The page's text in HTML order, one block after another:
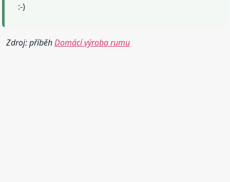
:-)
Zdroj: příběhDomácí výroba rumu